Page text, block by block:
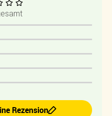
Rezension